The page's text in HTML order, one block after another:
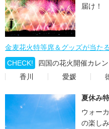
届け！
金麦花火特等席＆グッズが当た
CHECK!
四国の花火開催カレ
香川
愛媛
夏休み
ウォー
の楽し